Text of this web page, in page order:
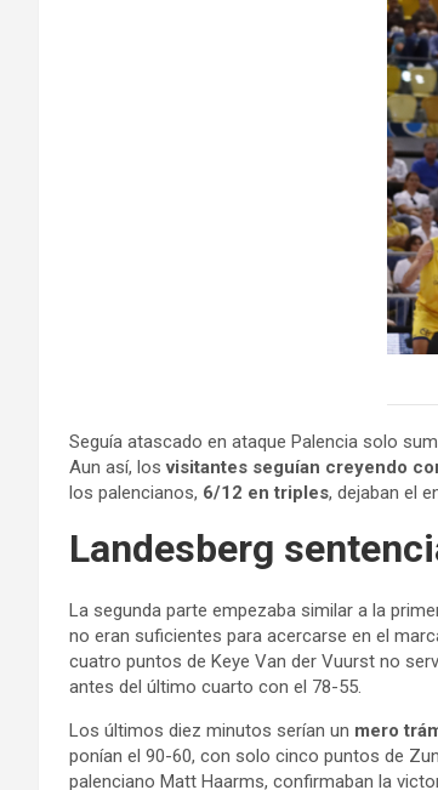
Seguía atascado en ataque Palencia solo
Aun así, losvisitantes seguían creyendo
los palencianos, 6/12 en triples, dejaban el
Landesberg
La segunda parte empezaba similar a la
no eran suficientes para acercarse en el
cuatro puntos de Keye Van der Vuurst no
antes del último cuarto con el 78-55.
Los últimos diez minutos serían un mero
ponían el 90-60, con solo cinco puntos de
palenciano Matt Haarms, confirmaban la